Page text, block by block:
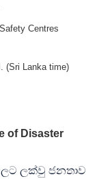
Centres
(Sri Lanka time)
of Disaster
ලක්වු ජනතාව